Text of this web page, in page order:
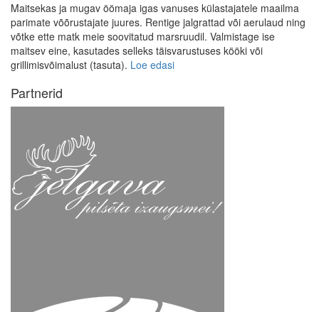
Maitsekas ja mugav öömaja igas vanuses külastajatele maailma
parimate võõrustajate juures. Rentige jalgrattad või aerulaud ning
võtke ette matk meie soovitatud marsruudil. Valmistage ise
maitsev eine, kasutades selleks täisvarustuses kööki või
grillimisvõimalust (tasuta). Loe edasi
Partnerid